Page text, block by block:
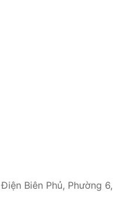
Điện Biên Phủ, Phường 6,